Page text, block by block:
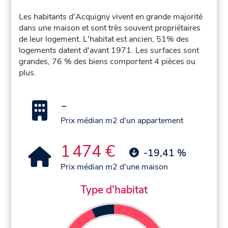
Les habitants d'Acquigny vivent en grande majorité
dans une maison et sont très souvent propriétaires
de leur logement. L'habitat est ancien, 51% des
logements datent d'avant 1971. Les surfaces sont
grandes, 76 % des biens comportent 4 pièces ou
plus.
-
Prix médian m2 d'un appartement
1 474 € -19,41 %
Prix médian m2 d'une maison
Type d'habitat